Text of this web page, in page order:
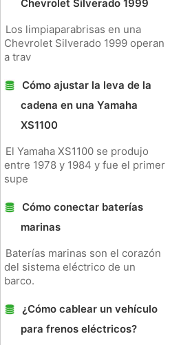
Chevrolet Silverado 1999
Los limpiaparabrisas en una
Chevrolet Silverado 1999 operan
a trav
Cómo ajustar la leva de la
cadena en una Yamaha
XS1100
El Yamaha XS1100 se produjo
entre 1978 y 1984 y fue el primer
supe
Cómo conectar baterías
marinas
Baterías marinas son el corazón
del sistema eléctrico de un
barco.
¿Cómo cablear un vehículo
para frenos eléctricos?